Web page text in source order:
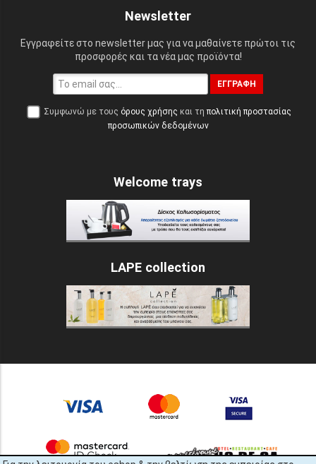
Newsletter
Εγγραφείτε στο newsletter μας για να μαθαίνετε πρώτοι τις
προσφορές και τα νέα μας προϊόντα!
ΕΓΓΡΑΦΉ
Συμφωνώ με τους όρους χρήσης και τη πολιτική προστασίας
προσωπικών δεδομένων
Welcome trays
LAPE collection